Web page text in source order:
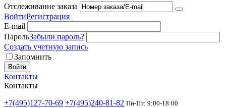
Отслеживание заказа
ВойтиРегистрация
E-mail
ПарольЗабыли пароль?
Создать учетную запись
Запомнить
Войти
Контакты
Контакты
+7(495)127-70-69 +7(495)240-81-82 Пн-Пт: 9:00-18:00